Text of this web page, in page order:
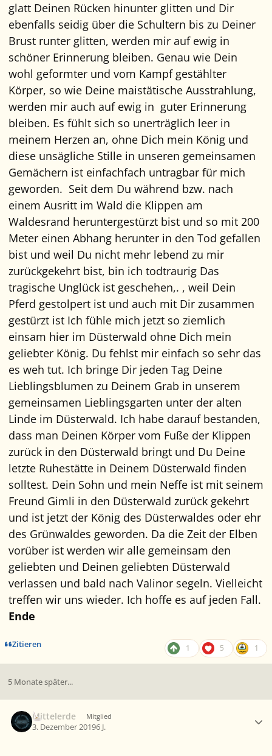
glatt Deinen Rücken hinunter glitten und Dir
ebenfalls seidig über die Schultern bis zu Deiner
Brust runter glitten, werden mir auf ewig in
schöner Erinnerung bleiben. Genau wie Dein
wohl geformter und vom Kampf gestählter
Körper, so wie Deine maistätische Ausstrahlung,
werden mir auch auf ewig in guter Erinnerung
bleiben. Es fühlt sich so unerträglich leer in
meinem Herzen an, ohne Dich mein König und
diese unsägliche Stille in unseren gemeinsamen
Gemächern ist einfachfach untragbar für mich
geworden. Seit dem Du während bzw. nach
einem Ausritt im Wald die Klippen am
Waldesrand heruntergestürzt bist und so mit 200
Meter einen Abhang herunter in den Tod gefallen
bist und weil Du nicht mehr lebend zu mir
zurückgekehrt bist, bin ich todtraurig Das
tragische Unglück ist geschehen,. , weil Dein
Pferd gestolpert ist und auch mit Dir zusammen
gestürzt ist Ich fühle mich jetzt so ziemlich
einsam hier im Düsterwald ohne Dich mein
geliebter König. Du fehlst mir einfach so sehr das
es weh tut. Ich bringe Dir jeden Tag Deine
Lieblingsblumen zu Deinem Grab in unserem
gemeinsamen Lieblingsgarten unter der alten
Linde im Düsterwald. Ich habe darauf bestanden,
dass man Deinen Körper vom Fuße der Klippen
zurück in den Düsterwald bringt und Du Deine
letzte Ruhestätte in Deinem Düsterwald finden
solltest. Dein Sohn und mein Neffe ist mit seinem
Freund Gimli in den Düsterwald zurück gekehrt
und ist jetzt der König des Düsterwaldes oder ehr
des Grünwaldes geworden. Da die Zeit der Elben
vorüber ist werden wir alle gemeinsam den
geliebten und Deinen geliebten Düsterwald
verlassen und bald nach Valinor segeln. Vielleicht
treffen wir uns wieder. Ich hoffe es auf jeden Fall.
Ende
Zitieren 1 5 1
5 Monate später...
Mittelerde Mitglied
3. Dezember 20196 J.